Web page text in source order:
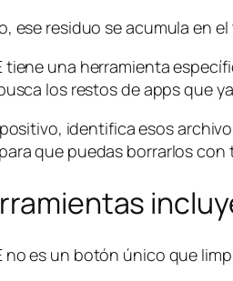
ese residuo se acumula en
tiene una herramienta
los restos de apps que
identifica esos
que puedas borrarlos
no es un botón único que